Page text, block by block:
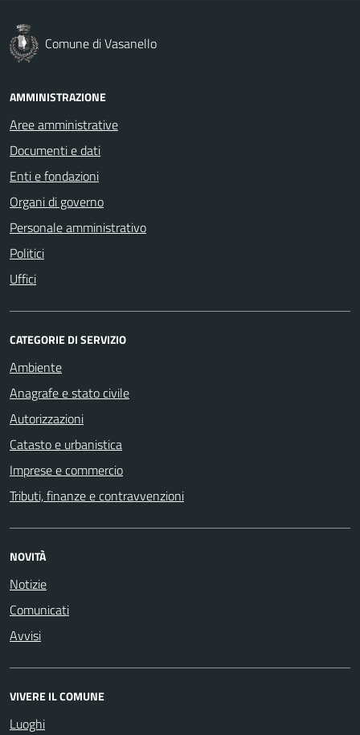
Comune di Vasanello
AMMINISTRAZIONE
Aree amministrative
Documenti e dati
Enti e fondazioni
Organi di governo
Personale amministrativo
Politici
Uffici
CATEGORIE DI SERVIZIO
Ambiente
Anagrafe e stato civile
Autorizzazioni
Catasto e urbanistica
Imprese e commercio
Tributi, finanze e contravvenzioni
NOVITÀ
Notizie
Comunicati
Avvisi
VIVERE IL COMUNE
Luoghi